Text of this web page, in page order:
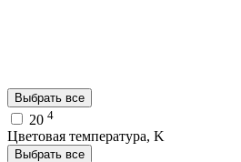
Выбрать все
20 4
Цветовая температура, K
Выбрать все